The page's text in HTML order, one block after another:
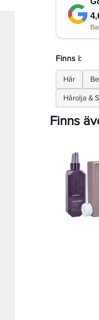
Finns i:
Hår
Hårolja &
Finns